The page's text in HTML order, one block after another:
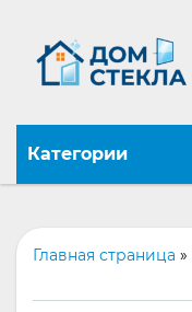
Категории
Главная страница »